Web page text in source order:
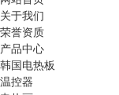
关于我们
荣誉资质
产品中心
韩国电热板
温控器